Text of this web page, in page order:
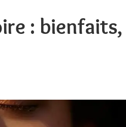
: bienfaits,